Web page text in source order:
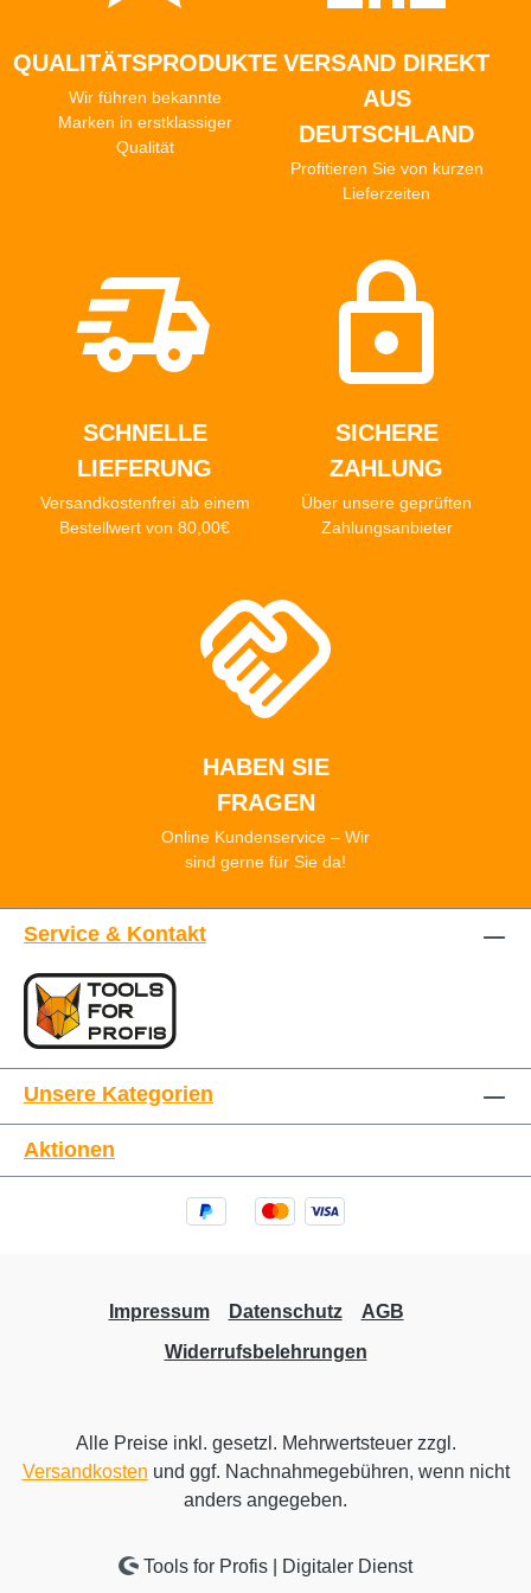
QUALITÄTSPRODUKTE
Wir führen bekannte
Marken in erstklassiger
Qualität
VERSAND DIREKT
AUS
DEUTSCHLAND
Profitieren Sie von kurzen
Lieferzeiten
SCHNELLE
LIEFERUNG
Versandkostenfrei ab einem
Bestellwert von 80,00€
SICHERE
ZAHLUNG
Über unsere geprüften
Zahlungsanbieter
HABEN SIE
FRAGEN
Online Kundenservice – Wir
sind gerne für Sie da!
Service & Kontakt
Unsere Kategorien
Aktionen
Impressum Datenschutz
AGB
Widerrufsbelehrungen
Alle Preise inkl. gesetzl. Mehrwertsteuer zzgl.
Versandkosten und ggf. Nachnahmegebühren, wenn nicht
anders angegeben.
Tools for Profis | Digitaler Dienst